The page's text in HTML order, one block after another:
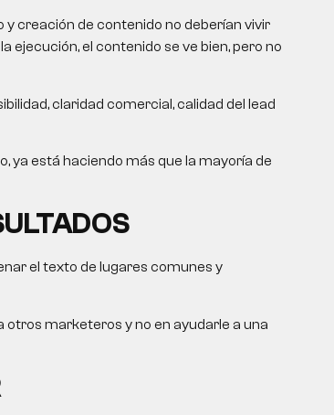
creación de contenido no deberían vivir
ejecución, el contenido se ve bien, pero no
claridad comercial, calidad del lead
ya está haciendo más que la mayoría de
el texto de lugares comunes y
marketeros y no en ayudarle a una